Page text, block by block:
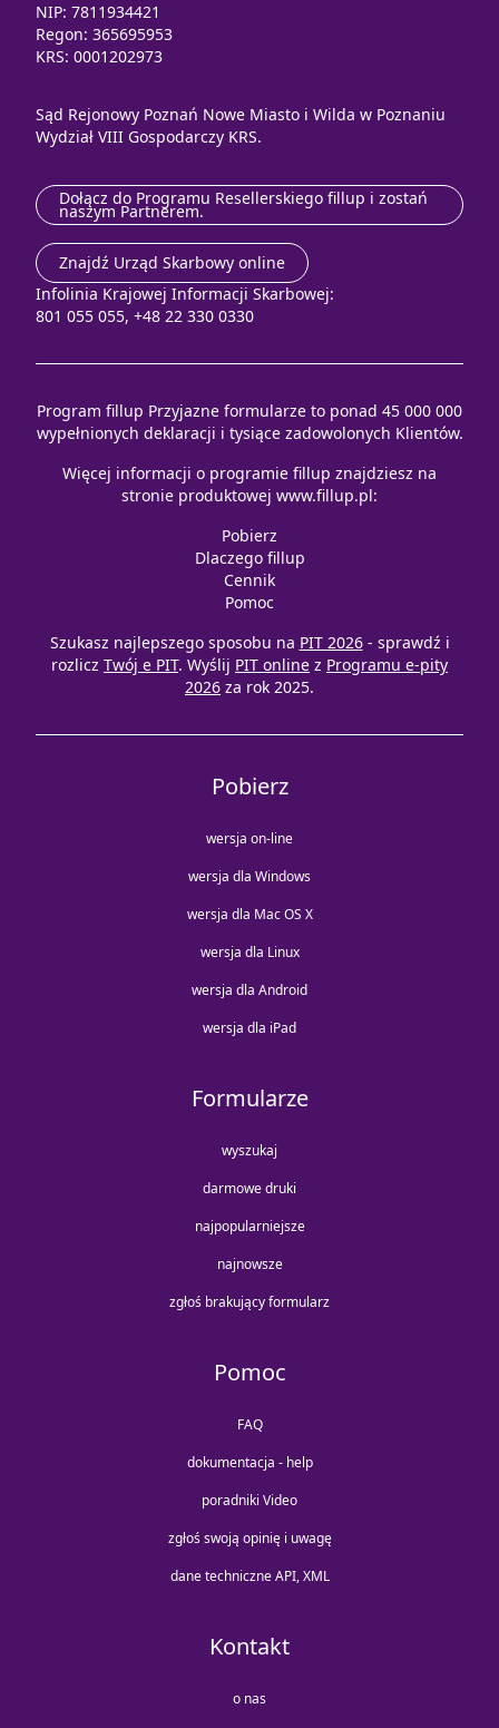
NIP: 7811934421
Regon: 365695953
KRS: 0001202973
Sąd Rejonowy Poznań Nowe Miasto i Wilda w Poznaniu
Wydział VIII Gospodarczy KRS.
Dołącz do Programu Resellerskiego fillup i zostań
naszym Partnerem.
Znajdź Urząd Skarbowy online
Infolinia Krajowej Informacji Skarbowej:
801 055 055, +48 22 330 0330
Program fillup Przyjazne formularze to ponad 45 000 000
wypełnionych deklaracji i tysiące zadowolonych Klientów.
Więcej informacji o programie fillup znajdziesz na
stronie produktowej www.fillup.pl:
Pobierz
Dlaczego fillup
Cennik
Pomoc
Szukasz najlepszego sposobu na PIT 2026 - sprawdź i
rozlicz Twój e PIT. Wyślij PIT online z Programu e-pity
2026 za rok 2025.
Pobierz
wersja on-line
wersja dla Windows
wersja dla Mac OS X
wersja dla Linux
wersja dla Android
wersja dla iPad
Formularze
wyszukaj
darmowe druki
najpopularniejsze
najnowsze
zgłoś brakujący formularz
Pomoc
FAQ
dokumentacja - help
poradniki Video
zgłoś swoją opinię i uwagę
dane techniczne API, XML
Kontakt
o nas